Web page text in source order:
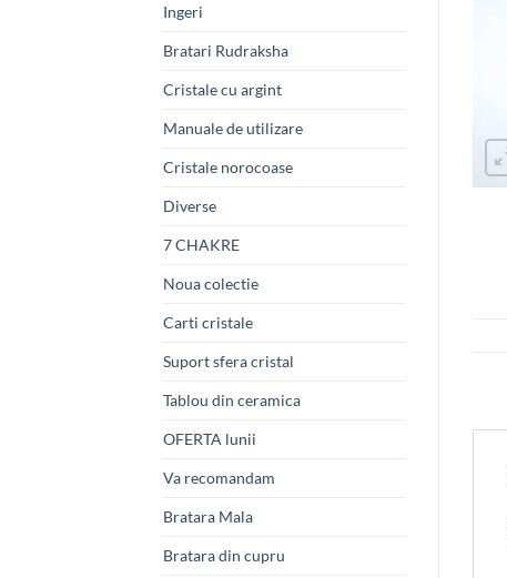
Ingeri
Bratari Rudraksha
Cristale cu argint
Manuale de utilizare
Cristale norocoase
Diverse
7 CHAKRE
Noua colectie
Carti cristale
Suport sfera cristal
Tablou din ceramica
OFERTA lunii
Va recomandam
Bratara Mala
Bratara din cupru